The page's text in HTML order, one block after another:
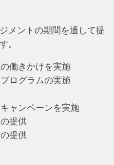
メントの期間を通して提
。
働きかけを実施
ログラムの実施
ャンペーンを実施
提供
提供